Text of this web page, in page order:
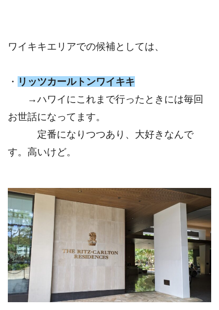
ワイキキエリアでの候補としては、
・ リッツカールトンワイキキ
→ハワイにこれまで行ったときには毎回
お世話になってます。
定番になりつつあり、大好きなんで
す。高いけど。